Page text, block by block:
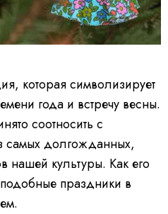
которая символизирует
года и встречу весны.
соотносить с
долгожданных,
нашей культуры. Как его
праздники в